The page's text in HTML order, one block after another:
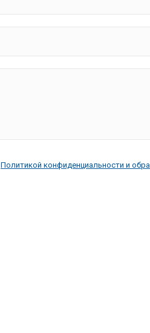
Политикой конфиденциальности и